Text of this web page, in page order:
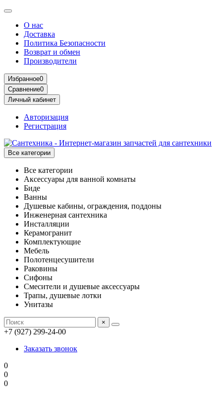
О нас
Доставка
Политика Безопасности
Возврат и обмен
Производители
Избранное0
Сравнение0
Личный кабинет
Авторизация
Регистрация
Все категории
Все категории
Аксессуары для ванной комнаты
Биде
Ванны
Душевые кабины, ограждения, поддоны
Инженерная сантехника
Инсталляции
Керамогранит
Комплектующие
Мебель
Полотенцесушители
Раковины
Сифоны
Смесители и душевые аксессуары
Трапы, душевые лотки
Унитазы
×
+7 (927) 299-24-00
Заказать звонок
0
0
0